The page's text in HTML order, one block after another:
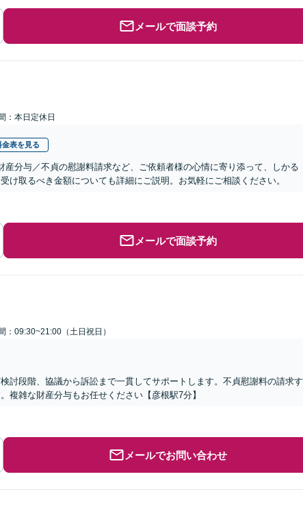
メールで面談予約
：本日定休日
金表を見る
産分与／不貞の慰謝料請求など、ご依頼者様の心情に寄り添って、しかる
け取るべき金額についても詳細にご説明。お気軽にご相談ください。
メールで面談予約
：09:30~21:00（土日祝日）
討段階、協議から訴訟まで一貫してサポートします。不貞慰謝料の請求す
複雑な財産分与もお任せください【彦根駅7分】
メールでお問い合わせ